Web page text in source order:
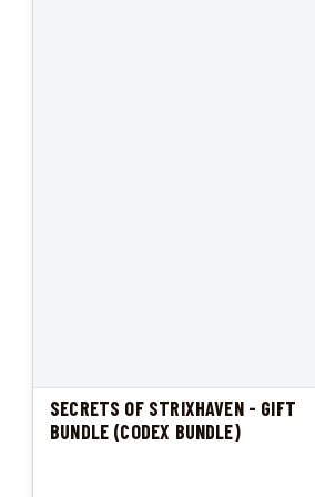
SECRETS OF STRIXHAVEN - GIFT
BUNDLE (CODEX BUNDLE)